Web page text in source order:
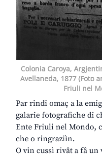
Colonia Caroya,
Avellaneda, 1877 (Foto
Friuli nel
Par rindi omaç a la
galarie fotografiche di
Ente Friuli nel Mondo,
che o ringraziìn.
O vin cussì rivât a fâ